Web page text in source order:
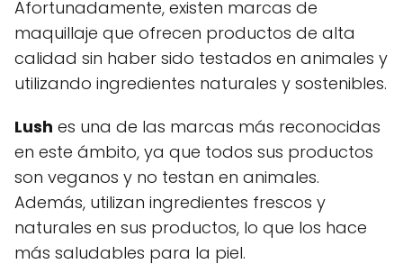
Afortunadamente, existen marcas de
maquillaje que ofrecen productos de alta
calidad sin haber sido testados en animales y
utilizando ingredientes naturales y sostenibles.
Lush es una de las marcas más reconocidas
en este ámbito, ya que todos sus productos
son veganos y no testan en animales.
Además, utilizan ingredientes frescos y
naturales en sus productos, lo que los hace
más saludables para la piel.